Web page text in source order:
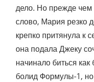
дело. Но прежде чем
слово, Мария резко
крепко притянула к
она подала Джеку
начинало биться
болид Формулы-1,